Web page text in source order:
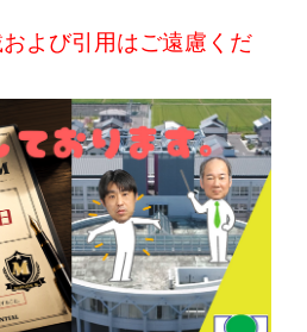
よび引用はご遠慮くだ